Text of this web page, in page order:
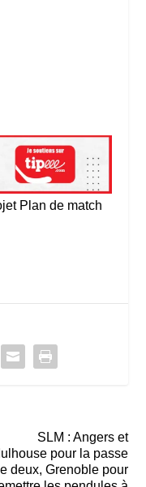
Plan de match
SLM : Angers et
pour la passe
deux, Grenoble pour